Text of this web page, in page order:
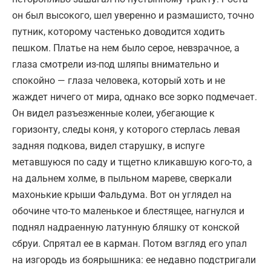
он был высокого, шел уверенно и размашисто, точно
путник, которому частенько доводится ходить
пешком. Платье на нем было серое, невзрачное, а
глаза смотрели из-под шляпы внимательно и
спокойно — глаза человека, который хоть и не
жаждет ничего от мира, однако все зорко подмечает.
Он видел разъезженные колеи, убегающие к
горизонту, следы коня, у которого стерлась левая
задняя подкова, видел старушку, в испуге
метавшуюся по саду и тщетно кликавшую кого-то, а
на дальнем холме, в пыльном мареве, сверкали
махонькие крыши Фальдума. Вот он углядел на
обочине что-то маленькое и блестящее, нагнулся и
поднял надраенную латунную бляшку от конской
сбруи. Спрятал ее в карман. Потом взгляд его упал
на изгородь из боярышника: ее недавно подстригали